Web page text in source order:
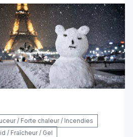
/ Forte chaleur / Incendies
/ Fraîcheur / Gel